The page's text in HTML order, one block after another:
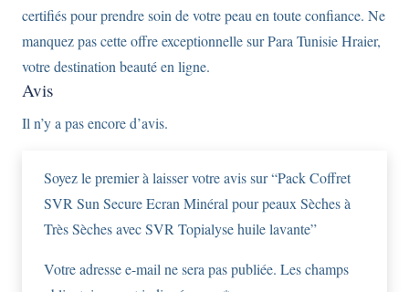
certifiés pour prendre soin de votre peau en toute confiance. Ne
manquez pas cette offre exceptionnelle sur Para Tunisie Hraier,
votre destination beauté en ligne.
Avis
Il n’y a pas encore d’avis.
Soyez le premier à laisser votre avis sur “Pack Coffret
SVR Sun Secure Ecran Minéral pour peaux Sèches à
Très Sèches avec SVR Topialyse huile lavante”
Votre adresse e-mail ne sera pas publiée. Les champs